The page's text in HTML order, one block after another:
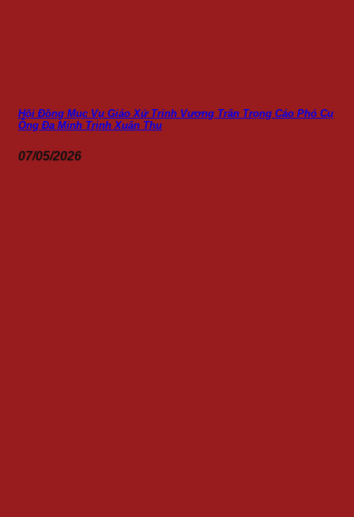
Hội Đồng Mục Vụ Giáo Xứ Trinh Vương Trân Trọng Cáo Phó Cụ
Ông Đa Minh Trịnh Xuân Thu
07/05/2026